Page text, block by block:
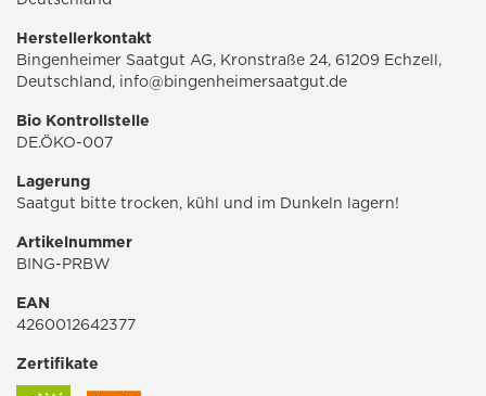
Herstellerkontakt
Bingenheimer Saatgut AG, Kronstraße 24, 61209 Echzell,
Deutschland, info@bingenheimersaatgut.de
Bio Kontrollstelle
DE.ÖKO-007
Lagerung
Saatgut bitte trocken, kühl und im Dunkeln lagern!
Artikelnummer
BING-PRBW
EAN
4260012642377
Zertifikate